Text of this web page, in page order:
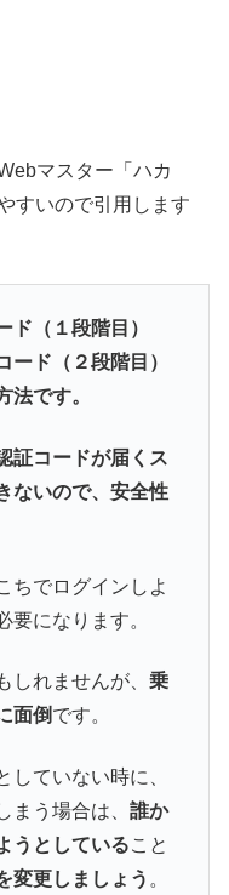
マスター「ハカ
すいので引用します
ド（１段階目）
ード（２段階目）
法です。
証コードが届くス
ないので、安全性
ちでログインしよ
要になります。
しれませんが、 乗
面倒です。
していない時に、
まう場合は、 誰か
うとしていること
変更しましょう 。